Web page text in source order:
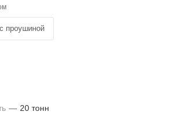
с проушиной
— 20 тонн